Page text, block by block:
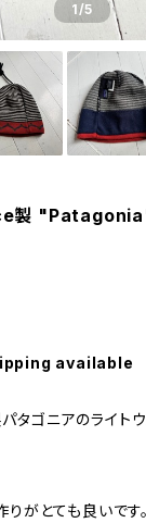
1/5
製
available
ゴニアのライトウ
がとても良いです。